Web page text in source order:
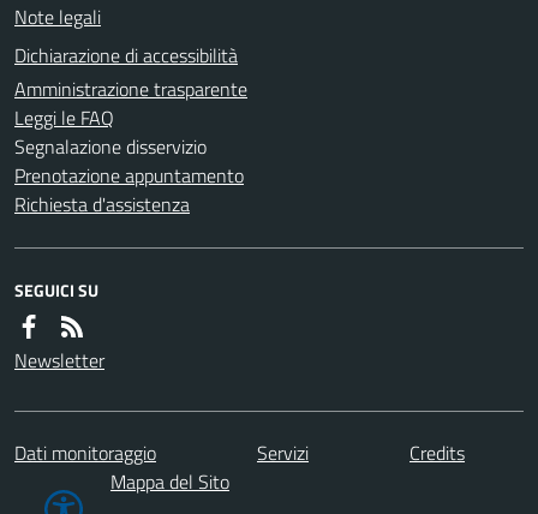
Note legali
Dichiarazione di accessibilità
Amministrazione trasparente
Leggi le FAQ
Segnalazione disservizio
Prenotazione appuntamento
Richiesta d'assistenza
SEGUICI SU
Newsletter
Dati monitoraggio Servizi
Credits
Mappa del Sito